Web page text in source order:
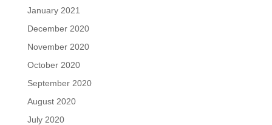
January 2021
December 2020
November 2020
October 2020
September 2020
August 2020
July 2020